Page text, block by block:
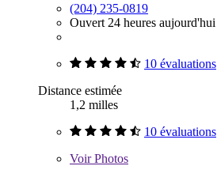
(204) 235-0819
Ouvert 24 heures aujourd'hui
10 évaluations
Distance estimée
1,2 milles
10 évaluations
VoirPhotos